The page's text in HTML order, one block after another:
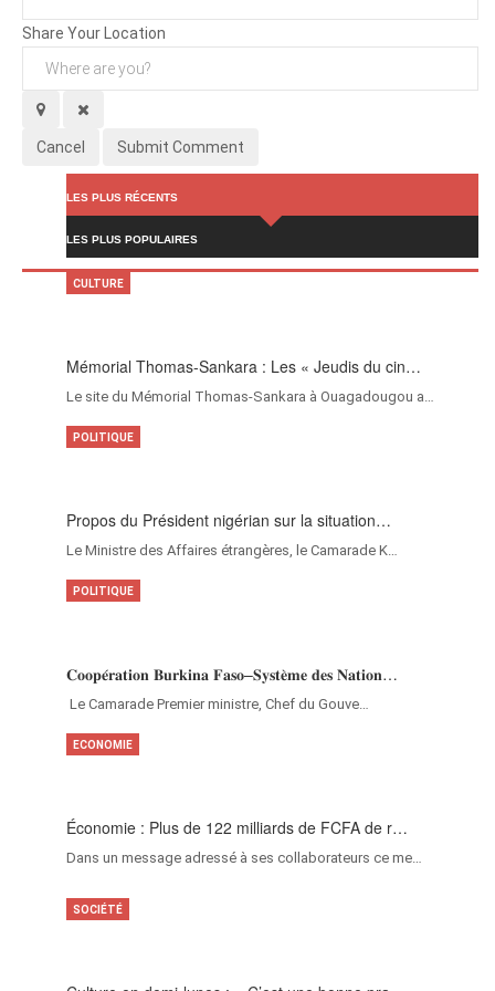
Share Your Location
Cancel Submit Comment
LES PLUS RÉCENTS
LES PLUS POPULAIRES
Mémorial Thomas-Sankara : Les « Jeudis du cin…
Le site du Mémorial Thomas-Sankara à Ouagadougou a…
CULTURE
Propos du Président nigérian sur la situation…
Le Ministre des Affaires étrangères, le Camarade K…
POLITIQUE
𝐂𝐨𝐨𝐩𝐞́𝐫𝐚𝐭𝐢𝐨𝐧 𝐁𝐮𝐫𝐤𝐢𝐧𝐚 𝐅𝐚𝐬𝐨–𝐒𝐲𝐬𝐭𝐞̀𝐦𝐞 𝐝𝐞𝐬 𝐍𝐚𝐭𝐢𝐨𝐧…
‎Le Camarade Premier ministre, Chef du Gouve…
POLITIQUE
Économie : Plus de 122 milliards de FCFA de r…
Dans un message adressé à ses collaborateurs ce me…
ECONOMIE
SOCIÉTÉ